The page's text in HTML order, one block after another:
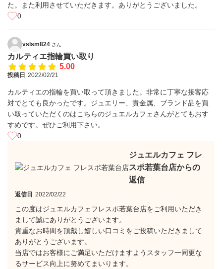
た。また利用させていただきます。ありがとうございました。
0
vslsm824 さん
カルティエ指輪買い取り
5.00
投稿日 2022/02/21
カルティエの指輪を買い取って頂きました。非常に丁寧な接客応
対でとても良かったです。ジュエリー、貴金属、ブランド品を買
い取っていただくのはこちらのジュエルカフェさんがとてもおす
すめです。ぜひご利用下さい。
0
ジュエルカフェ フレ
スポ若葉台店からの
返信
返信日 2022/02/22
この度はジュエルカフェフレスポ若葉台店をご利用いただき
まして誠にありがとうございます。
貴重なお時間を頂戴し嬉しい口コミをご投稿いただきまして
ありがとうございます。
当店ではお客様にご満足いただけますようスタッフ一同更な
るサービス向上に努めてまいります。